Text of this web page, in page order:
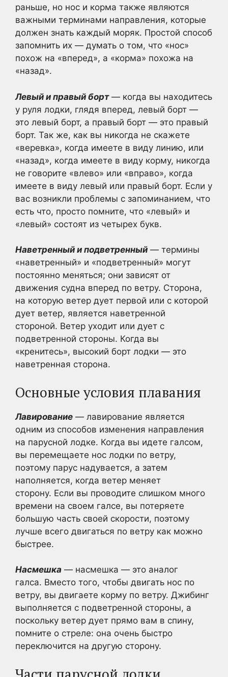
раньше, но нос и корма также являются
важными терминами направления, которые
должен знать каждый моряк. Простой способ
запомнить их — думать о том, что «нос»
похож на «вперед», а «корма» похожа на
«назад».
Левый и правый борт— когда вы находитесь
у руля лодки, глядя вперед, левый борт —
это левый борт, а правый борт — это правый
борт. Так же, как вы никогда не скажете
«веревка», когда имеете в виду линию, или
«назад», когда имеете в виду корму, никогда
не говорите «влево» или «вправо», когда
имеете в виду левый или правый борт. Если у
вас возникли проблемы с запоминанием, что
есть что, просто помните, что «левый» и
«левый» состоят из четырех букв.
Наветренный и подветренный — термины
«наветренный» и «подветренный» могут
постоянно меняться; они зависят от
движения судна вперед по ветру. Сторона,
на которую ветер дует первой или с которой
дует ветер, является наветренной
стороной. Ветер уходит или дует с
подветренной стороны. Когда вы
«кренитесь», высокий борт лодки — это
наветренная сторона.
Основные условия плавания
Лавирование — лавирование является
одним из способов изменения направления
на парусной лодке. Когда вы идете галсом,
вы перемещаете нос лодки по ветру,
поэтому парус надувается, а затем
наполняется, когда ветер меняет
сторону. Если вы проводите слишком много
времени на своем галсе, вы потеряете
большую часть своей скорости, поэтому
лучше всего двигаться по ветру как можно
быстрее.
Насмешка — насмешка — это аналог
галса. Вместо того, чтобы двигать нос по
ветру, вы двигаете корму по ветру. Джибинг
выполняется с подветренной стороны, а
поскольку ветер дует прямо вам в спину,
помните о стреле: она очень быстро
переключится на другую сторону.